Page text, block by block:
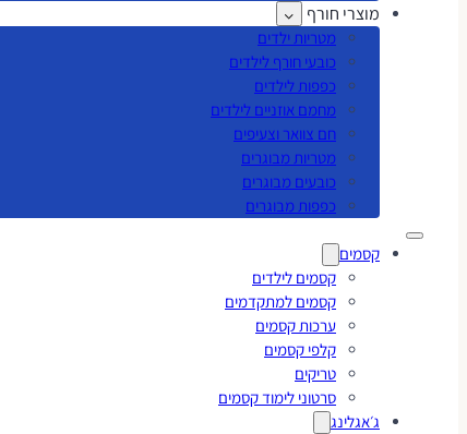
מוצרי חורף
מטריות ילדים
כובעי חורף לילדים
כפפות לילדים
מחמם אוזניים לילדים
חם צוואר וצעיפים
מטריות מבוגרים
כובעים מבוגרים
כפפות מבוגרים
קסמים
קסמים לילדים
קסמים למתקדמים
ערכות קסמים
קלפי קסמים
טריקים
סרטוני לימוד קסמים
ג׳אגלינג